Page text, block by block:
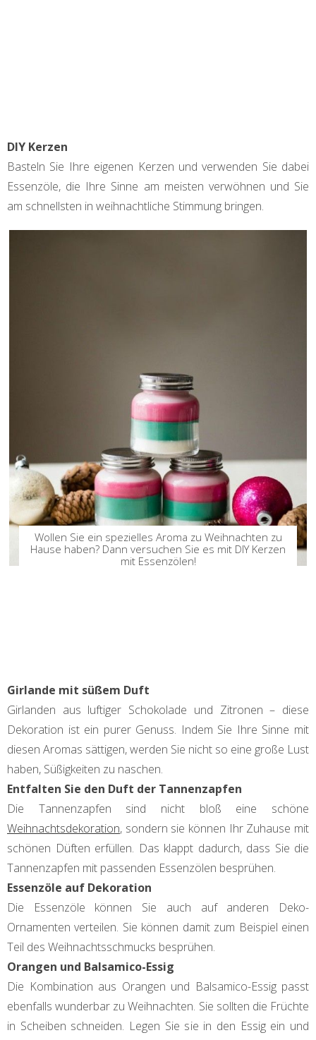
DIY Kerzen
Basteln Sie Ihre eigenen Kerzen und verwenden Sie dabei
Essenzöle, die Ihre Sinne am meisten verwöhnen und Sie
am schnellsten in weihnachtliche Stimmung bringen.
Wollen Sie ein spezielles Aroma zu Weihnachten zu
Hause haben? Dann versuchen Sie es mit DIY Kerzen
mit Essenzölen!
Girlande mit süßem Duft
Girlanden aus luftiger Schokolade und Zitronen – diese
Dekoration ist ein purer Genuss. Indem Sie Ihre Sinne mit
diesen Aromas sättigen, werden Sie nicht so eine große Lust
haben, Süßigkeiten zu naschen.
Entfalten Sie den Duft der Tannenzapfen
Die Tannenzapfen sind nicht bloß eine schöne
Weihnachtsdekoration, sondern sie können Ihr Zuhause mit
schönen Düften erfüllen. Das klappt dadurch, dass Sie die
Tannenzapfen mit passenden Essenzölen besprühen.
Essenzöle auf Dekoration
Die Essenzöle können Sie auch auf anderen Deko-
Ornamenten verteilen. Sie können damit zum Beispiel einen
Teil des Weihnachtsschmucks besprühen.
Orangen und Balsamico-Essig
Die Kombination aus Orangen und Balsamico-Essig passt
ebenfalls wunderbar zu Weihnachten. Sie sollten die Früchte
in Scheiben schneiden. Legen Sie sie in den Essig ein und